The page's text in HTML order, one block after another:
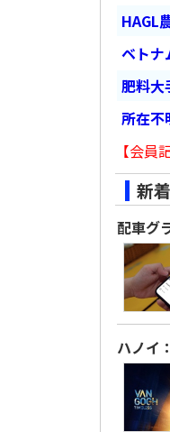
HAGL
ベトナ
肥料大
所在不
【会
新
配車グ
ハノイ